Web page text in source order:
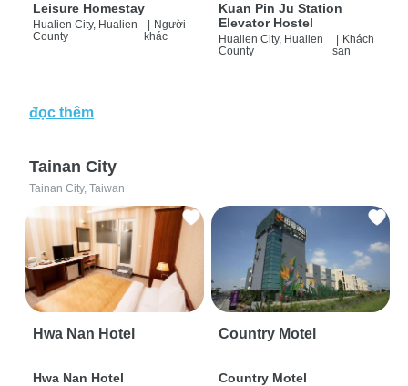
Leisure Homestay
Hualien City, Hualien
County
Người
khác
Kuan Pin Ju Station
Elevator Hostel
Hualien City, Hualien
County
Khách
sạn
đọc thêm
Tainan City
Tainan City, Taiwan
Hwa Nan Hotel
Hwa Nan Hotel
Country Motel
Country Motel